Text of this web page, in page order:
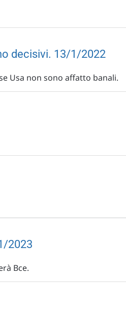
decisivi. 13/1/2022
Usa non sono affatto banali.
2023
Bce.